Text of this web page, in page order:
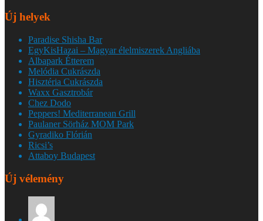
Új helyek
Paradise Shisha Bar
EgyKisHazai – Magyar élelmiszerek Angliába
Albapark Étterem
Melódia Cukrászda
Hisztéria Cukrászda
Waxx Gasztrobár
Chez Dodo
Peppers! Mediterranean Grill
Paulaner Sörház MOM Park
Gyradiko Flórián
Ricsi’s
Attaboy Budapest
Új vélemény